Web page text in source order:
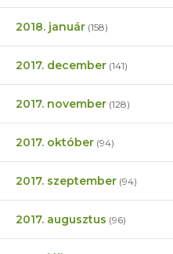
2018. január (158)
2017. december (141)
2017. november (128)
2017. október (94)
2017. szeptember (94)
2017. augusztus (96)